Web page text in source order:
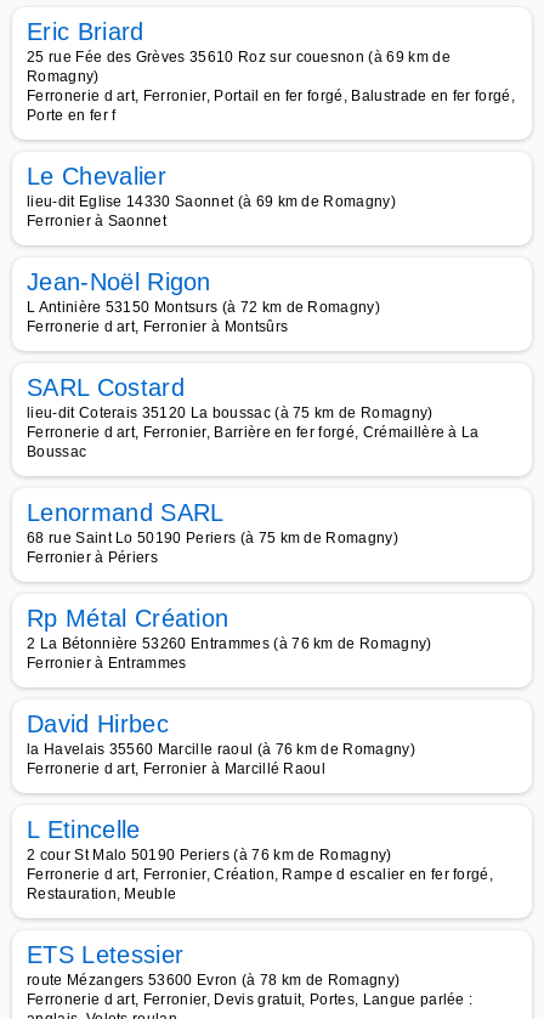
Eric Briard
25 rue Fée des Grèves 35610 Roz sur couesnon (à 69 km de
Romagny)
Ferronerie d art, Ferronier, Portail en fer forgé, Balustrade en fer forgé,
Porte en fer f
Le Chevalier
lieu-dit Eglise 14330 Saonnet (à 69 km de Romagny)
Ferronier à Saonnet
Jean-Noël Rigon
L Antinière 53150 Montsurs (à 72 km de Romagny)
Ferronerie d art, Ferronier à Montsûrs
SARL Costard
lieu-dit Coterais 35120 La boussac (à 75 km de Romagny)
Ferronerie d art, Ferronier, Barrière en fer forgé, Crémaillère à La
Boussac
Lenormand SARL
68 rue Saint Lo 50190 Periers (à 75 km de Romagny)
Ferronier à Périers
Rp Métal Création
2 La Bétonnière 53260 Entrammes (à 76 km de Romagny)
Ferronier à Entrammes
David Hirbec
la Havelais 35560 Marcille raoul (à 76 km de Romagny)
Ferronerie d art, Ferronier à Marcillé Raoul
L Etincelle
2 cour St Malo 50190 Periers (à 76 km de Romagny)
Ferronerie d art, Ferronier, Création, Rampe d escalier en fer forgé,
Restauration, Meuble
ETS Letessier
route Mézangers 53600 Evron (à 78 km de Romagny)
Ferronerie d art, Ferronier, Devis gratuit, Portes, Langue parlée :